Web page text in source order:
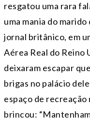
resgatou uma rara
uma mania do
jornal britânico, em
Aérea Real do Reino
deixaram escapar
brigas no palácio
espaço de recreação
brincou: